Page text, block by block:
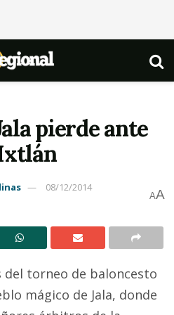
pierde ante
08/12/2014
AA
del torneo de baloncesto
mágico de Jala, donde